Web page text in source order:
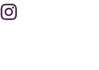
Instagram